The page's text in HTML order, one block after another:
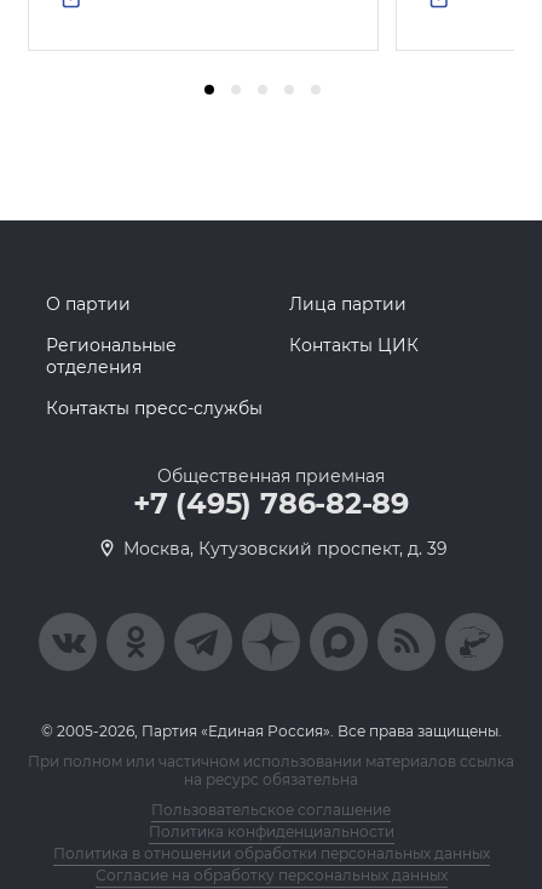
О партии
Лица партии
Региональные
отделения
Контакты ЦИК
Контакты пресс-службы
Общественная приемная
+7 (495) 786-82-89
Москва, Кутузовский проспект, д. 39
© 2005-2026, Партия «Единая Россия». Все права защищены.
При полном или частичном использовании материалов ссылка
на ресурс обязательна
Пользовательское соглашение
Политика конфиденциальности
Политика в отношении обработки персональных данных
Согласие на обработку персональных данных